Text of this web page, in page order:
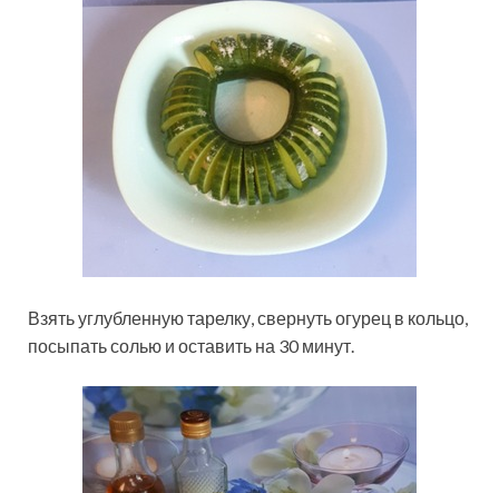
Взять углубленную тарелку, свернуть огурец в кольцо,
посыпать солью и оставить на 30 минут.